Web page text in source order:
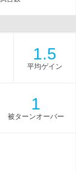
1.5
平均ゲイン
1
被ターンオーバー